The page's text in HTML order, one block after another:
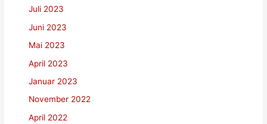
Juli 2023
Juni 2023
Mai 2023
April 2023
Januar 2023
November 2022
April 2022